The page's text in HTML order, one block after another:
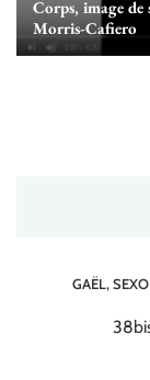
Corps, image
Morris-Cafiero
GAËL,